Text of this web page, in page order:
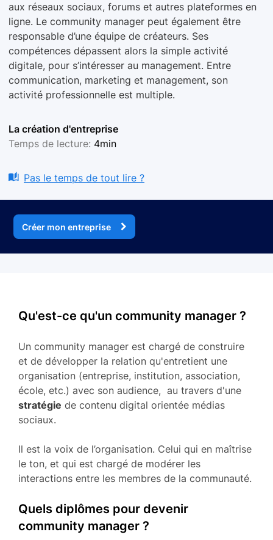
aux réseaux sociaux, forums et autres plateformes en
ligne. Le community manager peut également être
responsable d’une équipe de créateurs. Ses
compétences dépassent alors la simple activité
digitale, pour s’intéresser au management. Entre
communication, marketing et management, son
activité professionnelle est multiple.
La création d'entreprise
Temps de lecture: 4min
Pas le temps de tout lire ?
Créer mon entreprise
Qu'est-ce qu'un community manager ?
Un community manager est chargé de construire
et de développer la relation qu'entretient une
organisation (entreprise, institution, association,
école, etc.) avec son audience, au travers d'une
stratégie de contenu digital orientée médias
sociaux.
Il est la voix de l’organisation. Celui qui en maîtrise
le ton, et qui est chargé de modérer les
interactions entre les membres de la communauté.
Quels diplômes pour devenir
community manager ?